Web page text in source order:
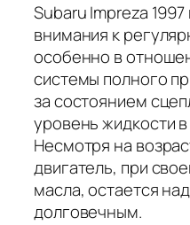
Subaru Impreza
внимания к
особенно в
системы полного
за состоянием
уровень жидкости
Несмотря на
двигатель, при
масла, остается
долговечным.